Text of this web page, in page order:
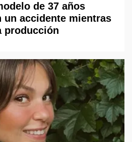
de 37 años
un accidente mientras
producción